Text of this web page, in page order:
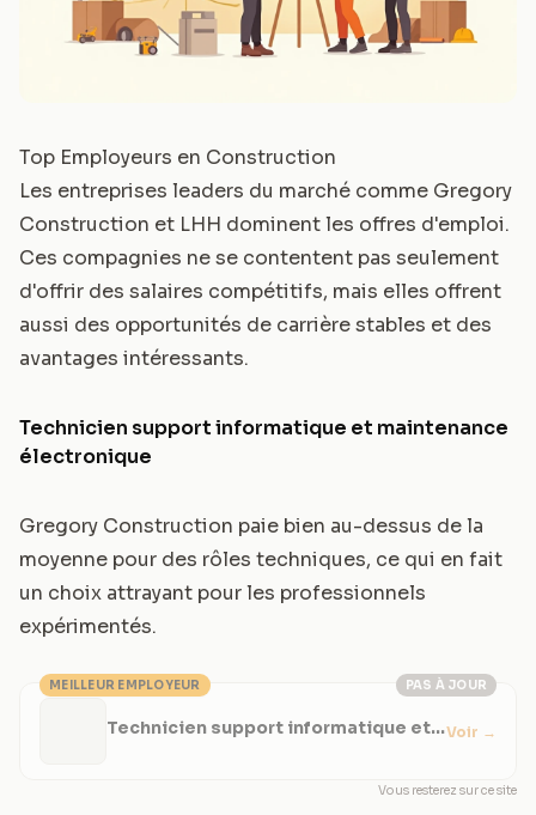
Top Employeurs en Construction
Les entreprises leaders du marché comme Gregory
Construction et LHH dominent les offres d'emploi.
Ces compagnies ne se contentent pas seulement
d'offrir des salaires compétitifs, mais elles offrent
aussi des opportunités de carrière stables et des
avantages intéressants.
Technicien support informatique et maintenance
électronique
Gregory Construction paie bien au-dessus de la
moyenne pour des rôles techniques, ce qui en fait
un choix attrayant pour les professionnels
expérimentés.
PAS À JOUR
MEILLEUR EMPLOYEUR
Technicien support informatique et
Voir →
Vous resterez sur ce site